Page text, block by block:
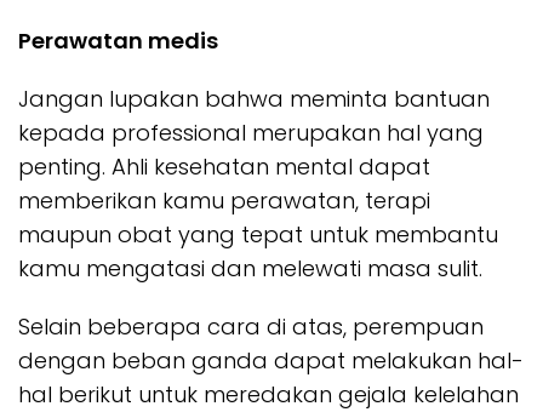
Perawatan medis
Jangan lupakan bahwa meminta bantuan
kepada professional merupakan hal yang
penting. Ahli kesehatan mental dapat
memberikan kamu perawatan, terapi
maupun obat yang tepat untuk membantu
kamu mengatasi dan melewati masa sulit.
Selain beberapa cara di atas, perempuan
dengan beban ganda dapat melakukan hal-
hal berikut untuk meredakan gejala kelelahan